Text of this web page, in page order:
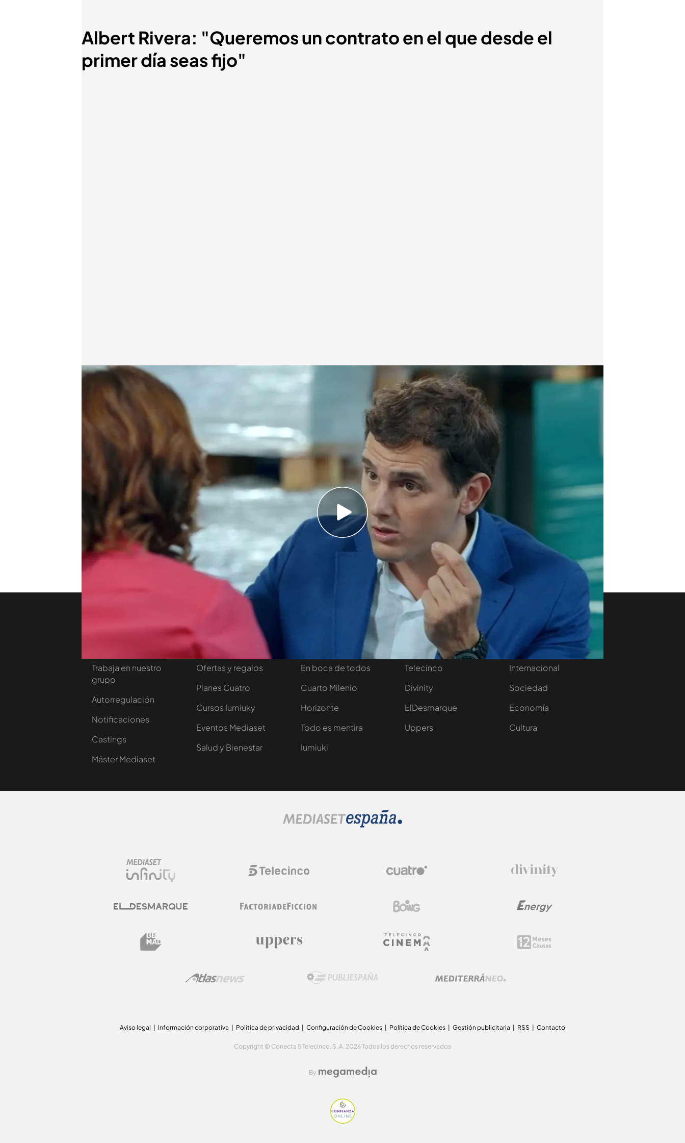
Albert Rivera: "Queremos un contrato en el que desde el
primer día seas fijo"
cuatro.com
10 MAY 2015 - 23:30h.
Compartir
Albert Rivera ha hablado de 'contrato único': "Queremos un contrato en el
que desde el primer día eres fijo y en el que se le pague la proporción
cuando se le despida". El líder de Ciudadanos ha añadido: "Ciudadanos va
a demostras que se puede hacer un cambio profundo siendo
profundamente responsable".
TEMAS Viajando con Chester
Trabaja en nuestro
grupo
Autorregulación
Notificaciones
Castings
Máster Mediaset
Comprar entradas
Ofertas y regalos
Planes Cuatro
Cursos Iumiuky
Eventos Mediaset
Salud y Bienestar
En boca de todos
Cuarto Milenio
Horizonte
Todo es mentira
Iumiuki
Más de Mediaset
Mediaset Infinity
Telecinco
Divinity
ElDesmarque
Uppers
Noticias Cuatro
Nacional
Internacional
Sociedad
Economía
Cultura
Aviso legal Información corporativa Politica de privacidad Configuración de Cookies Política de Cookies Gestión publicitaria RSS Contacto
Copyright © Conecta 5 Telecinco, S. A. 2026 Todos los derechos reservados
By